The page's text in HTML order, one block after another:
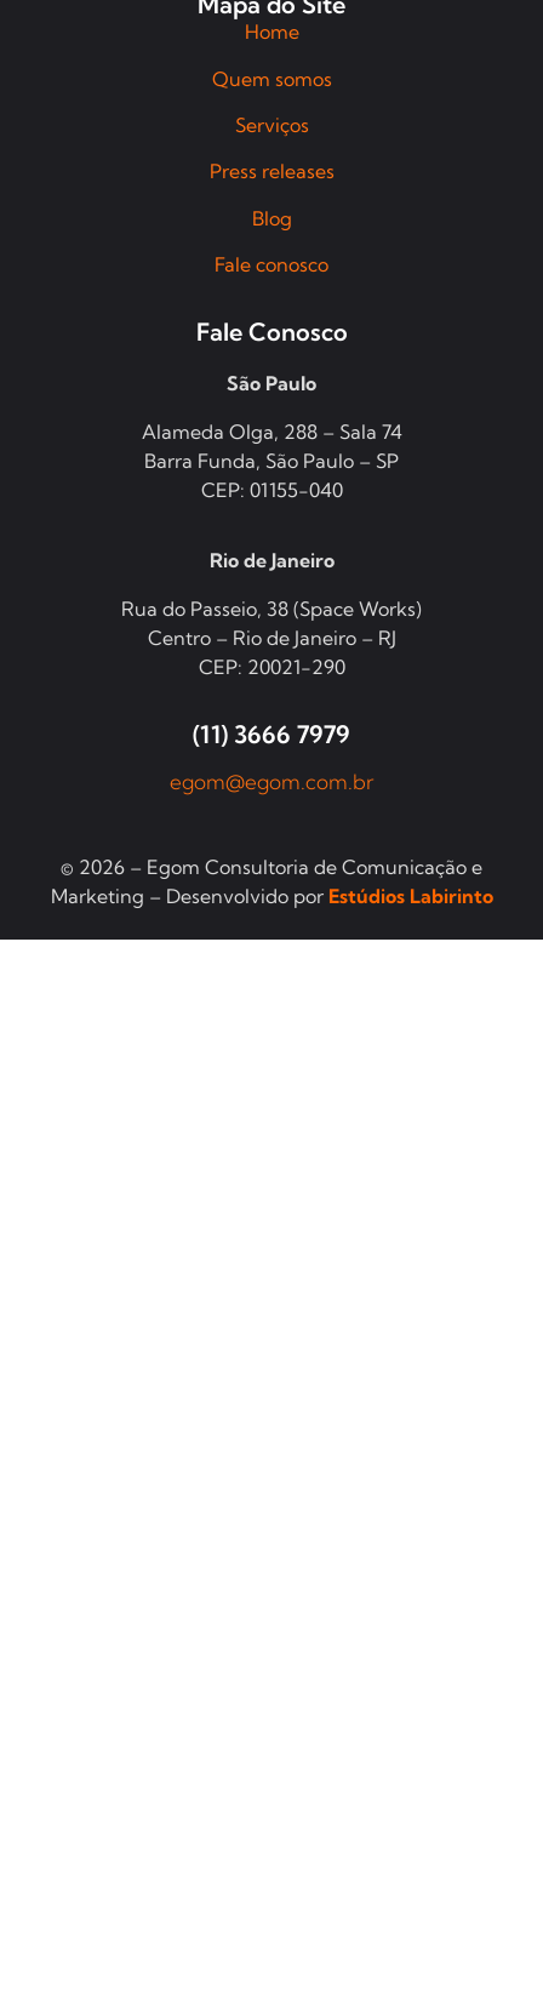
Home
Quem somos
Serviços
Press releases
Blog
Fale conosco
Fale Conosco
São Paulo
Alameda Olga, 288 – Sala 74
Barra Funda, São Paulo – SP
CEP: 01155-040
Rio de Janeiro
Rua do Passeio, 38 (Space Works)
Centro – Rio de Janeiro – RJ
CEP: 20021-290
(11) 3666 7979
egom@egom.com.br
© 2026 – Egom Consultoria de Comunicação e
Marketing – Desenvolvido por Estúdios Labirinto